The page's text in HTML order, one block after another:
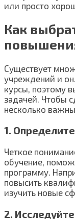
или просто
Как
Существует
учреждений и
курсы, поэтому
задачей. Чтобы
несколько
1.
Четкое
обучение,
программу.
повысить
изучить новые
2.